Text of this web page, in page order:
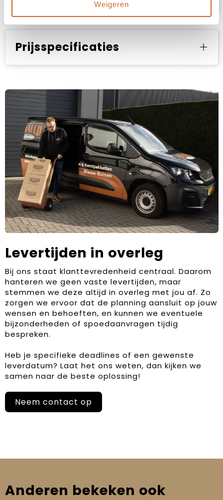
Weigeren
Prijsspecificaties
Levertijden in overleg
Bij ons staat klanttevredenheid centraal. Daarom
hanteren we geen vaste levertijden, maar
stemmen we deze altijd in overleg met jou af. Zo
zorgen we ervoor dat de planning aansluit op jouw
wensen en behoeften, en kunnen we eventuele
bijzonderheden of spoedaanvragen tijdig
bespreken.
Heb je specifieke deadlines of een gewenste
leverdatum? Laat het ons weten, dan kijken we
samen naar de beste oplossing!
Neem contact op
Anderen bekeken ook